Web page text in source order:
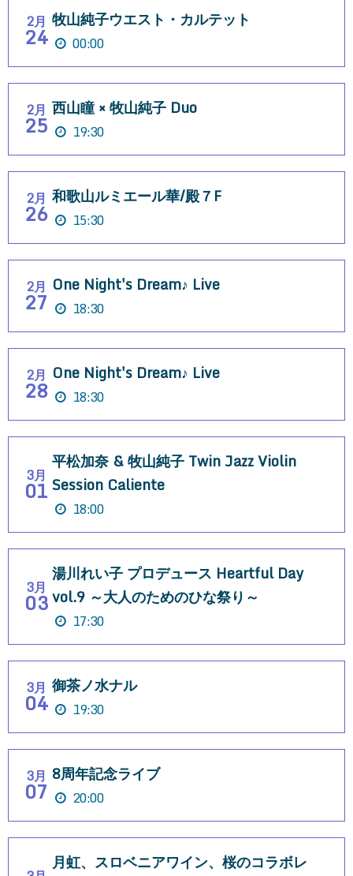
2月
24
牧山純子ウエスト・カルテット
00:00
2月
25
西山瞳 × 牧山純子 Duo
19:30
2月
26
和歌山ルミエール華/殿７F
15:30
2月
27
One Night's Dream♪ Live
18:30
2月
28
One Night's Dream♪ Live
18:30
3月
01
平松加奈 & 牧山純子 Twin Jazz Violin
Session Caliente
18:00
3月
03
湯川れい子 プロデュース Heartful Day
vol.9 ～大人のためのひな祭り～
17:30
3月
04
御茶ノ水ナル
19:30
3月
07
8周年記念ライブ
20:00
月虹、スロベニアワイン、桜のコラボレ